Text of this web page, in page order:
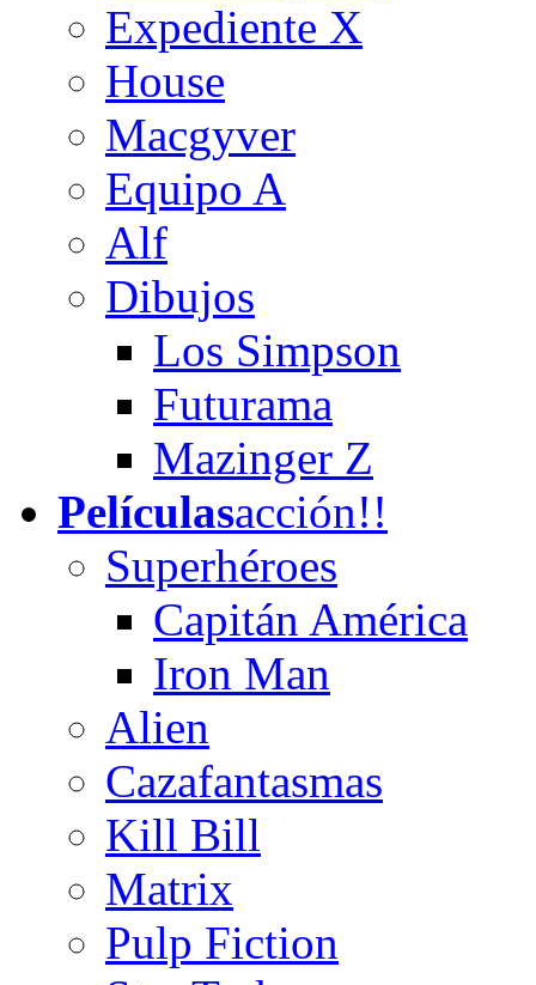
Expediente X
House
Macgyver
Equipo A
Alf
Dibujos
Los Simpson
Futurama
Mazinger Z
Películasacción!!
Superhéroes
Capitán América
Iron Man
Alien
Cazafantasmas
Kill Bill
Matrix
Pulp Fiction